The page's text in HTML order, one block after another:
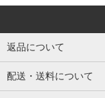
返品について
配送・送料について